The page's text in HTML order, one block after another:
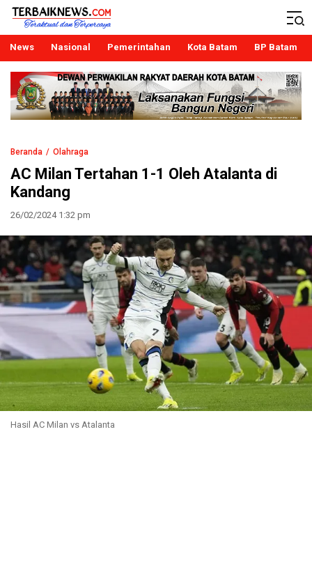
Terbaiknews
Teraktual dan Terpercaya
News Nasional Pemerintahan Kota Batam BP Batam
Beranda Olahraga
AC Milan Tertahan 1-1 Oleh Atalanta di
Kandang
26/02/2024 1:32 pm
Hasil AC Milan vs Atalanta